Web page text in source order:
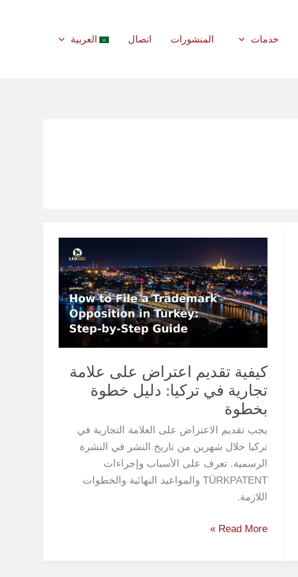
خدمات المنشورات اتصال العربية
كيفية تقديم اعتراض على علامة
تجارية في تركيا: دليل خطوة
بخطوة
يجب تقديم الاعتراض على العلامة التجارية في
تركيا خلال شهرين من تاريخ النشر في النشرة
الرسمية. تعرف على الأسباب وإجراءات
TÜRKPATENT والمواعيد النهائية والخطوات
اللازمة.
تقديم
اعتراض
على
علامة
تجارية
في
تركيا:
دليل
خطوة
بخطوة
Read More »